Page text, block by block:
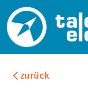
zurück